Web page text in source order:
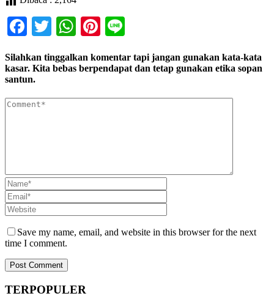
Facebook
TwitterWhatsApp
Pinterest
Silahkan tinggalkan komentar tapi jangan gunakan kata-kata
kasar. Kita bebas berpendapat dan tetap gunakan etika sopan
santun.
Save my name, email, and website in this browser for the next
time I comment.
TERPOPULER